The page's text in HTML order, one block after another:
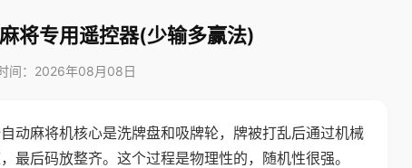
将专用遥控器(少输多赢法)
间：2026年08月08日
动麻将机核心是洗牌盘和吸牌轮，牌被打乱后通过机械
最后码放整齐。这个过程是物理性的，随机性很强。